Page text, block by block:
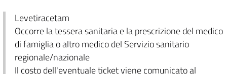
Levetiracetam
Occorre la tessera sanitaria e la prescrizione del medico
di famiglia o altro medico del Servizio sanitario
regionale/nazionale
Il costo dell'eventuale ticket viene comunicato al